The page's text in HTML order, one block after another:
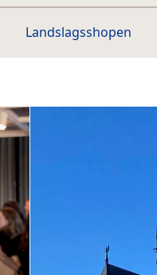
Landslagsshopen